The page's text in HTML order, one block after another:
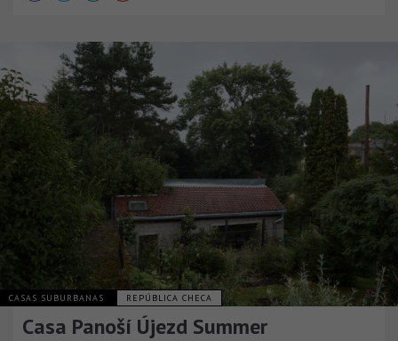
CASAS SUBURBANAS REPÚBLICA CHECA
Casa Panoší Újezd Summer